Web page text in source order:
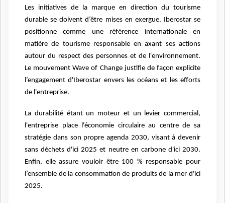
Les initiatives de la marque en direction du tourisme
durable se doivent d’être mises en exergue. Iberostar se
positionne comme une référence internationale en
matière de tourisme responsable en axant ses actions
autour du respect des personnes et de l'environnement.
Le mouvement Wave of Change justifie de façon explicite
l’engagement d'Iberostar envers les océans et les efforts
de l'entreprise.
La durabilité étant un moteur et un levier commercial,
l'entreprise place l'économie circulaire au centre de sa
stratégie dans son propre agenda 2030, visant à devenir
sans déchets d'ici 2025 et neutre en carbone d'ici 2030.
Enfin, elle assure vouloir être 100 % responsable pour
l’ensemble de la consommation de produits de la mer d'ici
2025.